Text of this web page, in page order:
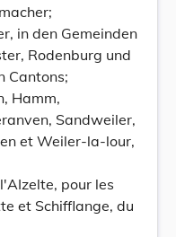
in den Gemeinden
Rodenburg und
Cantons;
Hamm,
Sandweiler,
et Weiler-la-lour,
pour les
et Schifflange, du